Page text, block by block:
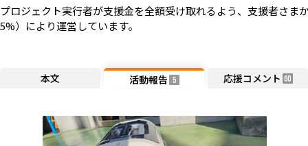
プロジェクト実行者が支援金を全額受け取れるよう、支援者さま
5%）により運営しています。
本文 活動報告 5 応援コメント 60